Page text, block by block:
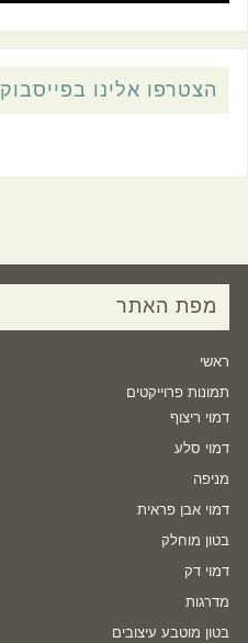
הצטרפו אלינו בפייסבוק
מפת האתר
ראשי
תמונות פרוייקטים
דמוי ריצוף
דמוי סלע
מניפה
דמוי אבן פראית
בטון מוחלק
דמוי דק
מדרגות
בטון מוטבע עיצובים